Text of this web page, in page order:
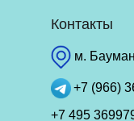
Контакты
м.
+7 (966)
+7 495